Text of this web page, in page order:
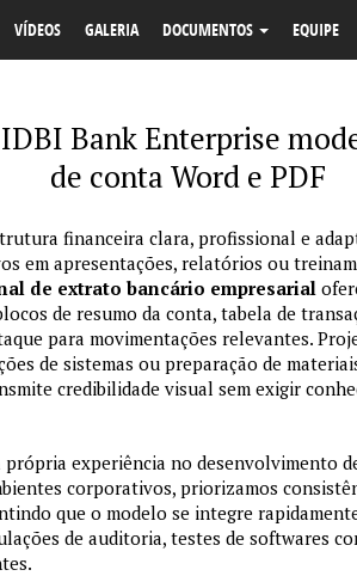
VÍDEOS GALERIA DOCUMENTOS EQUIPE
Bank Enterprise
de conta Word e PDF
financeira clara, profissional e
em apresentações, relatórios ou
de extrato bancário empresarial
de resumo da conta, tabela de
para movimentações relevantes.
de sistemas ou preparação de
credibilidade visual sem exigir
própria experiência no desenvolvimento
corporativos, priorizamos
que o modelo se integre
de auditoria, testes de softwares